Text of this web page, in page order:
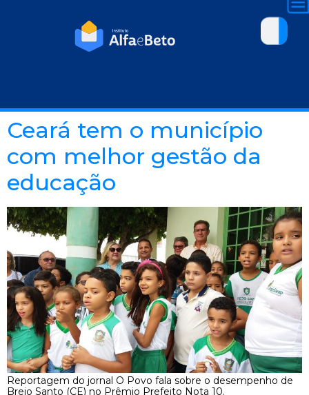
Ceará tem o município
com melhor gestão da
educação
Reportagem do jornal O Povo fala sobre o desempenho de
Brejo Santo (CE) no Prêmio Prefeito Nota 10.